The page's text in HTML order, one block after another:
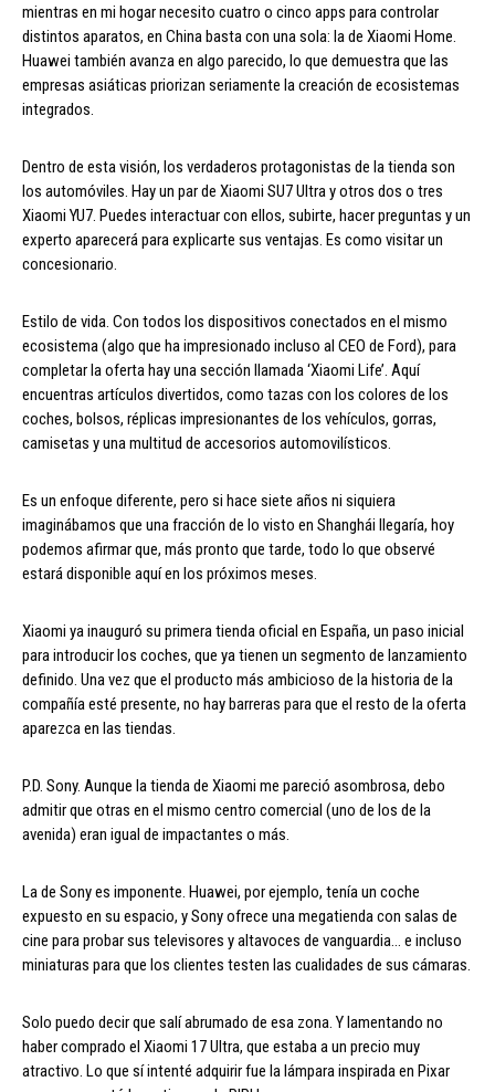
mientras en mi hogar necesito cuatro o cinco apps para controlar
distintos aparatos, en China basta con una sola: la de Xiaomi Home.
Huawei también avanza en algo parecido, lo que demuestra que las
empresas asiáticas priorizan seriamente la creación de ecosistemas
integrados.
Dentro de esta visión, los verdaderos protagonistas de la tienda son
los automóviles. Hay un par de Xiaomi SU7 Ultra y otros dos o tres
Xiaomi YU7. Puedes interactuar con ellos, subirte, hacer preguntas y un
experto aparecerá para explicarte sus ventajas. Es como visitar un
concesionario.
Estilo de vida. Con todos los dispositivos conectados en el mismo
ecosistema (algo que ha impresionado incluso al CEO de Ford), para
completar la oferta hay una sección llamada ‘Xiaomi Life’. Aquí
encuentras artículos divertidos, como tazas con los colores de los
coches, bolsos, réplicas impresionantes de los vehículos, gorras,
camisetas y una multitud de accesorios automovilísticos.
Es un enfoque diferente, pero si hace siete años ni siquiera
imaginábamos que una fracción de lo visto en Shanghái llegaría, hoy
podemos afirmar que, más pronto que tarde, todo lo que observé
estará disponible aquí en los próximos meses.
Xiaomi ya inauguró su primera tienda oficial en España, un paso inicial
para introducir los coches, que ya tienen un segmento de lanzamiento
definido. Una vez que el producto más ambicioso de la historia de la
compañía esté presente, no hay barreras para que el resto de la oferta
aparezca en las tiendas.
P.D. Sony. Aunque la tienda de Xiaomi me pareció asombrosa, debo
admitir que otras en el mismo centro comercial (uno de los de la
avenida) eran igual de impactantes o más.
La de Sony es imponente. Huawei, por ejemplo, tenía un coche
expuesto en su espacio, y Sony ofrece una megatienda con salas de
cine para probar sus televisores y altavoces de vanguardia… e incluso
miniaturas para que los clientes testen las cualidades de sus cámaras.
Solo puedo decir que salí abrumado de esa zona. Y lamentando no
haber comprado el Xiaomi 17 Ultra, que estaba a un precio muy
atractivo. Lo que sí intenté adquirir fue la lámpara inspirada en Pixar